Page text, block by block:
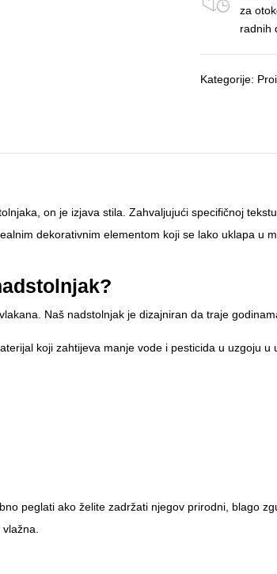
za
radnih
Kategorije:
on je izjava stila. Zahvaljujući specifičnoj
dekorativnim elementom koji se lako uklapa u
Naš nadstolnjak je dizajniran da traje
koji zahtijeva manje vode i pesticida u uzgoju u
peglati ako želite zadržati njegov prirodni, blago